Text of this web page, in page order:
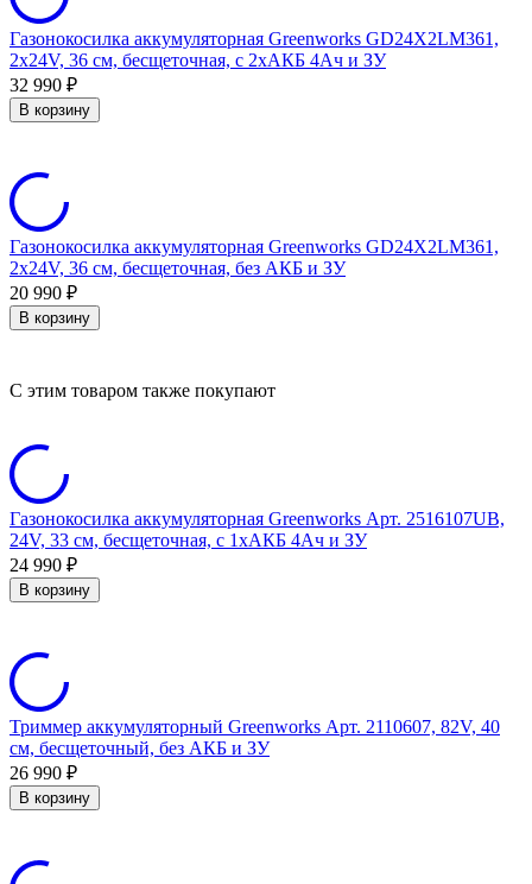
Газонокосилка аккумуляторная Greenworks GD24X2LM361,
2х24V, 36 см, бесщеточная, c 2хАКБ 4Ач и ЗУ
32 990 ₽
В корзину
Газонокосилка аккумуляторная Greenworks GD24X2LM361,
2х24V, 36 см, бесщеточная, без АКБ и ЗУ
20 990 ₽
В корзину
C этим товаром также покупают
Газонокосилка аккумуляторная Greenworks Арт. 2516107UB,
24V, 33 см, бесщеточная, с 1хАКБ 4Ач и ЗУ
24 990 ₽
В корзину
Триммер аккумуляторный Greenworks Арт. 2110607, 82V, 40
см, бесщеточный, без АКБ и ЗУ
26 990 ₽
В корзину